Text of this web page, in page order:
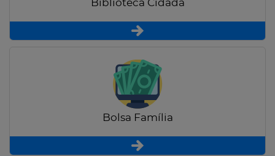
Biblioteca Cidadã
Bolsa Família